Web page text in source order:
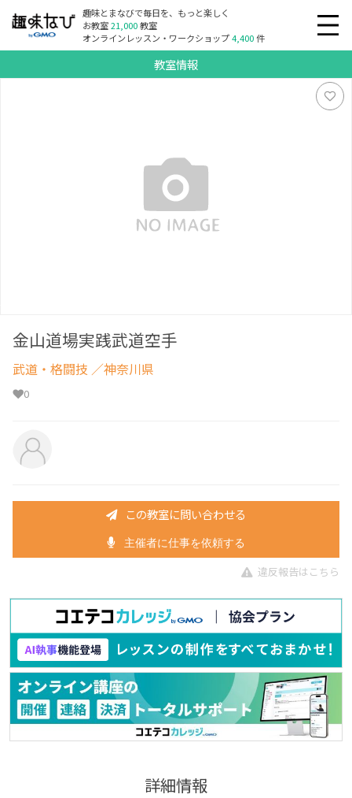
趣味とまなびで毎日を、もっと楽しく
お教室21,000教室
オンラインレッスン・ワークショップ4,400件
教室情報
金山道場実践武道空手
武道・格闘技 ／神奈川県
0
この教室に問い合わせる
主催者に仕事を依頼する
違反報告はこちら
詳細情報